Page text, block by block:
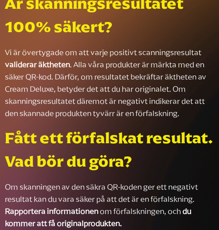
100% säkert?
Vi är övertygade om att varje positivt scanningsresultat
validerar äktheten. Alla våra produkter är märkta med en
säker QR-kod. Därför, om resultatet bekräftar äktheten av
Cream Deluxe, betyder det att du har originalet. Om
skanningsresultatet däremot är negativt indikerar det att
den skannade produkten tyvärr är en förfalskning.
Fått ett förfalskat resultat.
Vad bör du göra?
Om skanningen av den säkra QR-koden ger ett negativt
resultat kan du vara säker på att det är en förfalskning.
Rapportera informationenom förfalskningen, ochdu
kommer att få originalprodukten.